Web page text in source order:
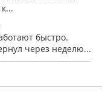
быстро.
через неделю...